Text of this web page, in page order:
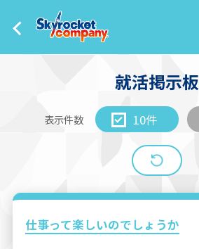
就活掲示板
表示件数 10件
仕事って楽しいのでしょうか